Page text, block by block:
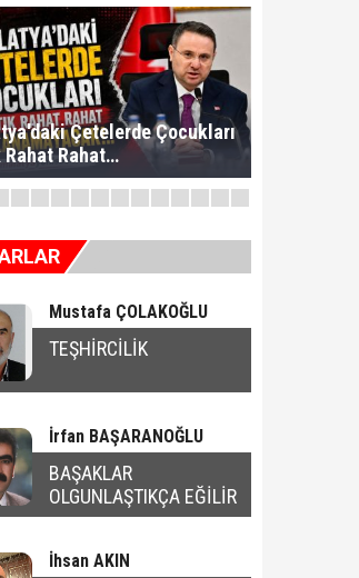
Çetelerde Çocukları
Rahat Rahat
Mustafa ÇOLAKOĞLU
TEŞHİRCİLİK
İrfan BAŞARANOĞLU
BAŞAKLAR
OLGUNLAŞTIKÇA EĞİLİR
İhsan AKIN